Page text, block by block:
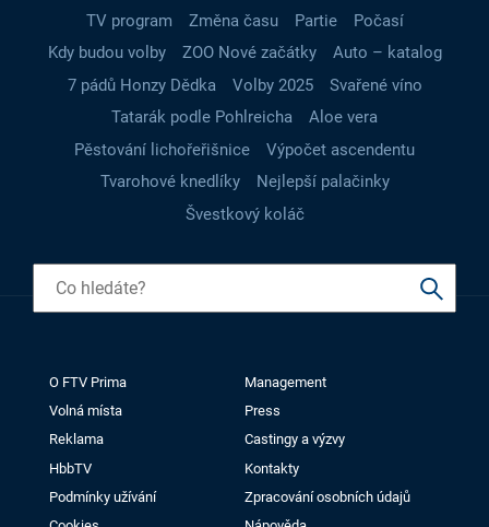
TV program
Změna času Partie
Počasí
Kdy budou volby
ZOO Nové začátky
Auto – katalog
7 pádů Honzy Dědka
Volby 2025
Svařené víno
Tatarák podle Pohlreicha
Aloe vera
Pěstování lichořeřišnice
Výpočet ascendentu
Tvarohové knedlíky
Nejlepší palačinky
Švestkový koláč
O FTV Prima
Management
Volná místa
Press
Reklama
Castingy a výzvy
HbbTV
Kontakty
Podmínky užívání
Zpracování osobních údajů